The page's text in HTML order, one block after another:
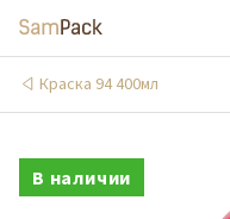
Краска 94 400мл
В наличии